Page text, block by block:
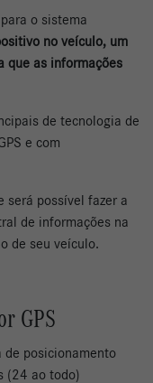
o sistema
no veículo, um
que as informações
de tecnologia de
e com
será possível fazer a
de informações na
de seu veículo.
GPS
de posicionamento
(24 ao todo)